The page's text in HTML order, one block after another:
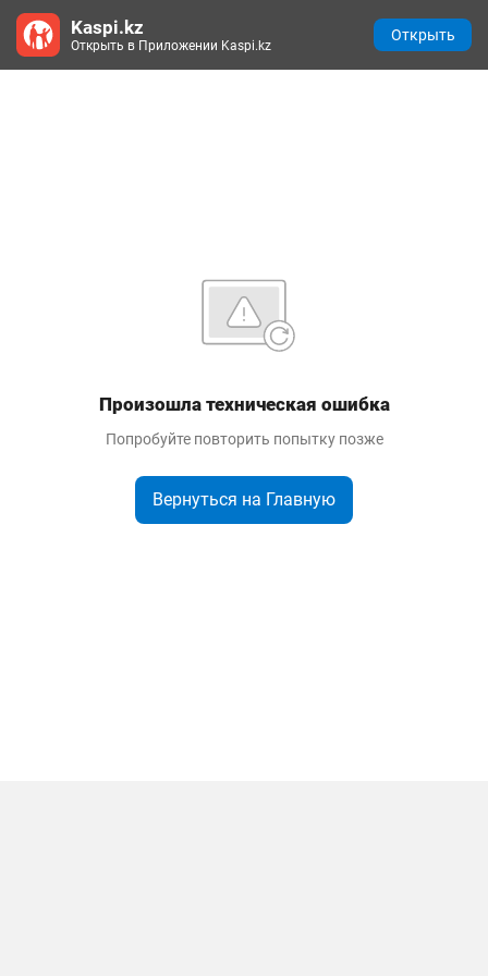
Произошла техническая ошибка
Попробуйте повторить попытку позже
Вернуться на Главную
Kaspi.kz
Открыть в Приложении Kaspi.kz
Открыть